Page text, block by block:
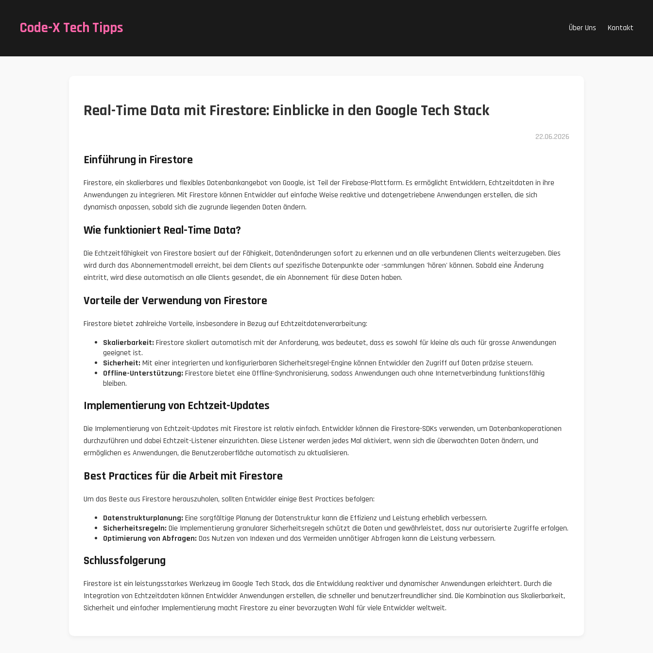
Code-X Tech Tipps Über Uns Kontakt
Real-Time Data mit Firestore: Einblicke in den Google Tech Stack
22.06.2026
Einführung in Firestore
Firestore, ein skalierbares und flexibles Datenbankangebot von Google, ist Teil der Firebase-Plattform. Es ermöglicht Entwicklern, Echtzeitdaten in ihre
Anwendungen zu integrieren. Mit Firestore können Entwickler auf einfache Weise reaktive und datengetriebene Anwendungen erstellen, die sich
dynamisch anpassen, sobald sich die zugrunde liegenden Daten ändern.
Wie funktioniert Real-Time Data?
Die Echtzeitfähigkeit von Firestore basiert auf der Fähigkeit, Datenänderungen sofort zu erkennen und an alle verbundenen Clients weiterzugeben. Dies
wird durch das Abonnementmodell erreicht, bei dem Clients auf spezifische Datenpunkte oder -sammlungen 'hören' können. Sobald eine Änderung
eintritt, wird diese automatisch an alle Clients gesendet, die ein Abonnement für diese Daten haben.
Vorteile der Verwendung von Firestore
Firestore bietet zahlreiche Vorteile, insbesondere in Bezug auf Echtzeitdatenverarbeitung:
Skalierbarkeit: Firestore skaliert automatisch mit der Anforderung, was bedeutet, dass es sowohl für kleine als auch für grosse Anwendungen
geeignet ist.
Sicherheit: Mit einer integrierten und konfigurierbaren Sicherheitsregel-Engine können Entwickler den Zugriff auf Daten präzise steuern.
Offline-Unterstützung: Firestore bietet eine Offline-Synchronisierung, sodass Anwendungen auch ohne Internetverbindung funktionsfähig
bleiben.
Implementierung von Echtzeit-Updates
Die Implementierung von Echtzeit-Updates mit Firestore ist relativ einfach. Entwickler können die Firestore-SDKs verwenden, um Datenbankoperationen
durchzuführen und dabei Echtzeit-Listener einzurichten. Diese Listener werden jedes Mal aktiviert, wenn sich die überwachten Daten ändern, und
ermöglichen es Anwendungen, die Benutzeroberfläche automatisch zu aktualisieren.
Best Practices für die Arbeit mit Firestore
Um das Beste aus Firestore herauszuholen, sollten Entwickler einige Best Practices befolgen:
Datenstrukturplanung: Eine sorgfältige Planung der Datenstruktur kann die Effizienz und Leistung erheblich verbessern.
Sicherheitsregeln: Die Implementierung granularer Sicherheitsregeln schützt die Daten und gewährleistet, dass nur autorisierte Zugriffe erfolgen.
Optimierung von Abfragen: Das Nutzen von Indexen und das Vermeiden unnötiger Abfragen kann die Leistung verbessern.
Schlussfolgerung
Firestore ist ein leistungsstarkes Werkzeug im Google Tech Stack, das die Entwicklung reaktiver und dynamischer Anwendungen erleichtert. Durch die
Integration von Echtzeitdaten können Entwickler Anwendungen erstellen, die schneller und benutzerfreundlicher sind. Die Kombination aus Skalierbarkeit,
Sicherheit und einfacher Implementierung macht Firestore zu einer bevorzugten Wahl für viele Entwickler weltweit.